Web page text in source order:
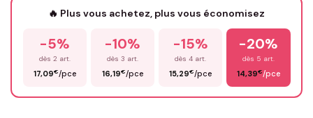
Prénom*
🔥 Plus vous achetez, plus vous économisez
-5%
dès 2 art.
17,09€/pce
-10%
dès 3 art.
16,19€/pce
-15%
dès 4 art.
15,29€/pce
-20%
dès 5 art.
14,39€/pce